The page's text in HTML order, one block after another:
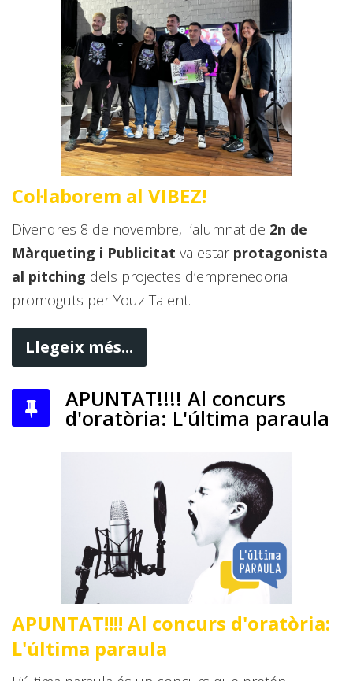
Col·laborem al VIBEZ!
Divendres 8 de novembre, l’alumnat de 2n de
Màrqueting i Publicitat va estar protagonista
al pitching dels projectes d’emprenedoria
promoguts per Youz Talent.
Llegeix més...
APUNTAT!!!! Al concurs
d'oratòria: L'última paraula
APUNTAT!!!! Al concurs d'oratòria:
L'última paraula